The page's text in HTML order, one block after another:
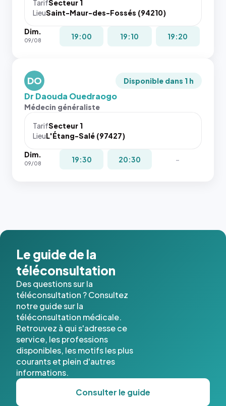
navigateur
pas la
place, et
les trois
dernières
images de
l'annuaire
dans ce
cas. #}
TarifSecteur 1
LieuSaint-Maur-des-Fossés (94210)
Dim.
09/08 19:00 19:10 19:20
DO Disponible dans 1 h
Dr Daouda Ouedraogo
Médecin généraliste
TarifSecteur 1
LieuL'Étang-Salé (97427)
Dim.
09/08 19:30 20:30 -
Le guide de la
téléconsultation
Des questions sur la
téléconsultation ? Consultez
notre guide sur la
téléconsultation médicale.
Retrouvez à qui s'adresse ce
service, les professions
disponibles, les motifs les plus
courants et plein d'autres
informations.
Consulter le guide